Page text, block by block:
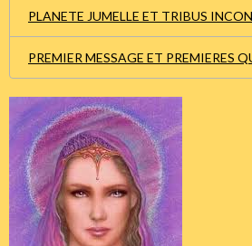
PLANETE JUMELLE ET TRIBUS
PREMIER MESSAGE ET PREMIERES